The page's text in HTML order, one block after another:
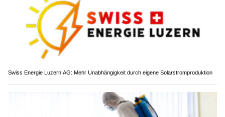
Swiss Energie Luzern AG: Mehr Unabhängigkeit durch eigene Solarstromproduktion